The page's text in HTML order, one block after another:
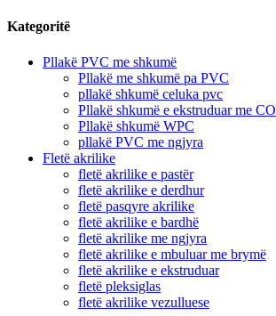
Kategoritë
Pllakë PVC me shkumë
Pllakë me shkumë pa PVC
pllakë shkumë celuka pvc
Pllakë shkumë e ekstruduar me CO
Pllakë shkumë WPC
pllakë PVC me ngjyra
Fletë akrilike
fletë akrilike e pastër
fletë akrilike e derdhur
fletë pasqyre akrilike
fletë akrilike e bardhë
fletë akrilike me ngjyra
fletë akrilike e mbuluar me brymë
fletë akrilike e ekstruduar
fletë pleksiglas
fletë akrilike vezulluese